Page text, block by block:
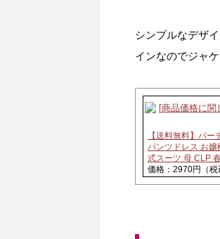
シンプルなデザ
インなのでジャ
【送料無料】パ
パンツドレス お嬢
式スーツ 母 CLP
価格：2970円（